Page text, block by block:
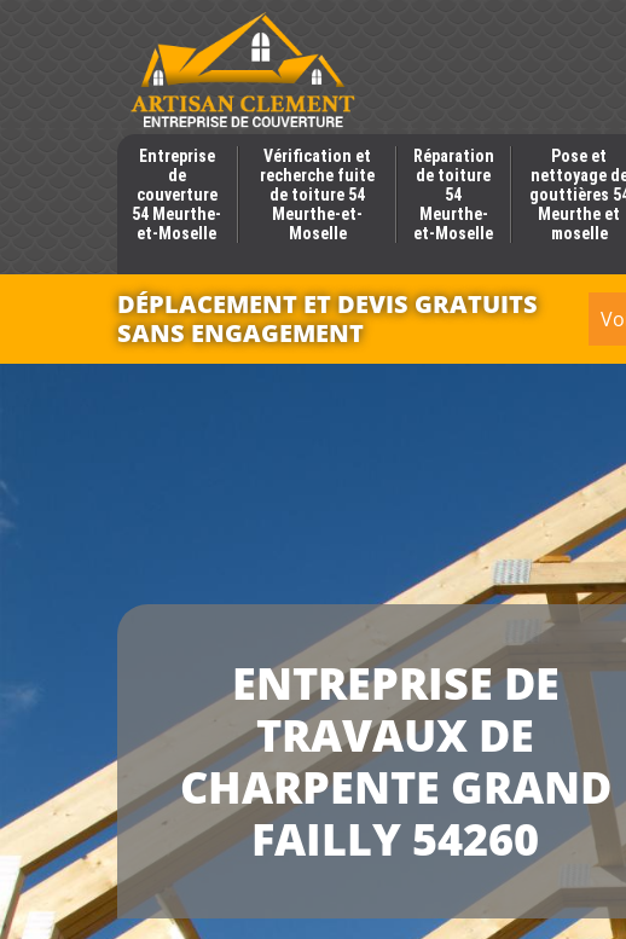
Entreprise
de
couverture
54 Meurthe-
et-Moselle
Vérification et
recherche fuite
de toiture 54
Meurthe-et-
Moselle
Réparation
de toiture
54
Meurthe-
et-Moselle
Pose et
nettoyage
gouttières
Meurthe et
moselle
DÉPLACEMENT ET DEVIS GRATUITS
SANS ENGAGEMENT
ENTREPRISE DE
TRAVAUX DE
CHARPENTE GRAND
FAILLY 54260